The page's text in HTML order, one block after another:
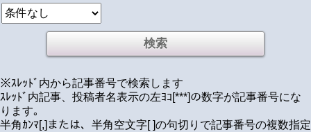
※ｽﾚｯﾄﾞ内から記事番号で検索します
ｽﾚｯﾄﾞ内記事、投稿者名表示の左ﾖｺ[***]の数字が記事番号にな
ります｡
半角ｶﾝﾏ[,]または、半角空文字[ ]の句切りで記事番号の複数指定